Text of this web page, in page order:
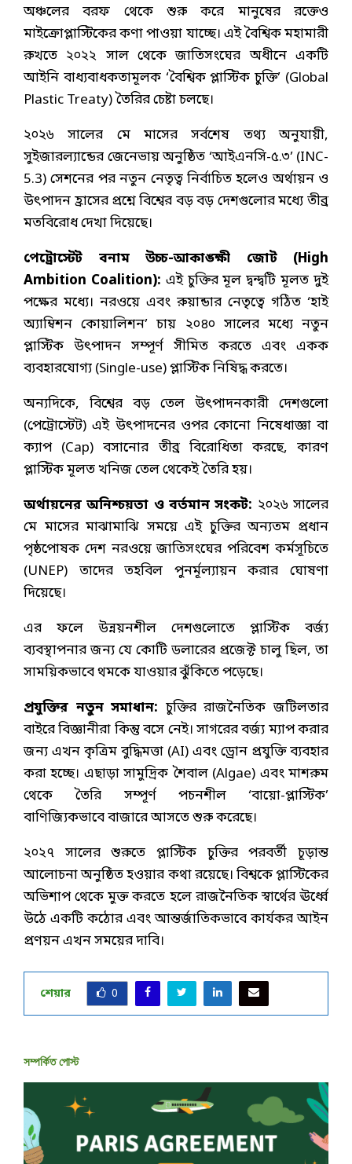
অঞ্চলের বরফ থেকে শুরু করে মানুষের রক্তেও
মাইক্রোপ্লাস্টিকের কণা পাওয়া যাচ্ছে। এই বৈশ্বিক মহামারী
রুখতে ২০২২ সাল থেকে জাতিসংঘের অধীনে একটি
আইনি বাধ্যবাধকতামূলক ‘বৈশ্বিক প্লাস্টিক চুক্তি’ (Global
Plastic Treaty) তৈরির চেষ্টা চলছে।
২০২৬ সালের মে মাসের সর্বশেষ তথ্য অনুযায়ী,
সুইজারল্যান্ডের জেনেভায় অনুষ্ঠিত ‘আইএনসি-৫.৩’ (INC-
5.3) সেশনের পর নতুন নেতৃত্ব নির্বাচিত হলেও অর্থায়ন ও
উৎপাদন হ্রাসের প্রশ্নে বিশ্বের বড় বড় দেশগুলোর মধ্যে তীব্র
মতবিরোধ দেখা দিয়েছে।
পেট্রোস্টেট বনাম উচ্চ-আকাঙ্ক্ষী জোট (High
Ambition Coalition): এই চুক্তির মূল দ্বন্দ্বটি মূলত দুই
পক্ষের মধ্যে। নরওয়ে এবং রুয়ান্ডার নেতৃত্বে গঠিত ‘হাই
অ্যাম্বিশন কোয়ালিশন’ চায় ২০৪০ সালের মধ্যে নতুন
প্লাস্টিক উৎপাদন সম্পূর্ণ সীমিত করতে এবং একক
ব্যবহারযোগ্য (Single-use) প্লাস্টিক নিষিদ্ধ করতে।
অন্যদিকে, বিশ্বের বড় তেল উৎপাদনকারী দেশগুলো
(পেট্রোস্টেট) এই উৎপাদনের ওপর কোনো নিষেধাজ্ঞা বা
ক্যাপ (Cap) বসানোর তীব্র বিরোধিতা করছে, কারণ
প্লাস্টিক মূলত খনিজ তেল থেকেই তৈরি হয়।
অর্থায়নের অনিশ্চয়তা ও বর্তমান সংকট: ২০২৬ সালের
মে মাসের মাঝামাঝি সময়ে এই চুক্তির অন্যতম প্রধান
পৃষ্ঠপোষক দেশ নরওয়ে জাতিসংঘের পরিবেশ কর্মসূচিতে
(UNEP) তাদের তহবিল পুনর্মূল্যায়ন করার ঘোষণা
দিয়েছে।
এর ফলে উন্নয়নশীল দেশগুলোতে প্লাস্টিক বর্জ্য
ব্যবস্থাপনার জন্য যে কোটি ডলারের প্রজেক্ট চালু ছিল, তা
সাময়িকভাবে থমকে যাওয়ার ঝুঁকিতে পড়েছে।
প্রযুক্তির নতুন সমাধান: চুক্তির রাজনৈতিক জটিলতার
বাইরে বিজ্ঞানীরা কিন্তু বসে নেই। সাগরের বর্জ্য ম্যাপ করার
জন্য এখন কৃত্রিম বুদ্ধিমত্তা (AI) এবং ড্রোন প্রযুক্তি ব্যবহার
করা হচ্ছে। এছাড়া সামুদ্রিক শৈবাল (Algae) এবং মাশরুম
থেকে তৈরি সম্পূর্ণ পচনশীল ‘বায়ো-প্লাস্টিক’
বাণিজ্যিকভাবে বাজারে আসতে শুরু করেছে।
২০২৭ সালের শুরুতে প্লাস্টিক চুক্তির পরবর্তী চূড়ান্ত
আলোচনা অনুষ্ঠিত হওয়ার কথা রয়েছে। বিশ্বকে প্লাস্টিকের
অভিশাপ থেকে মুক্ত করতে হলে রাজনৈতিক স্বার্থের ঊর্ধ্বে
উঠে একটি কঠোর এবং আন্তর্জাতিকভাবে কার্যকর আইন
প্রণয়ন এখন সময়ের দাবি।
শেয়ার 0
সম্পর্কিত পোস্ট